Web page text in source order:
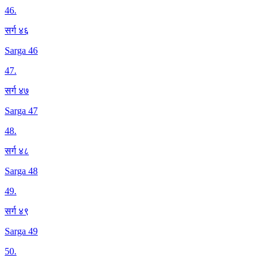
46.
सर्ग ४६
Sarga 46
47.
सर्ग ४७
Sarga 47
48.
सर्ग ४८
Sarga 48
49.
सर्ग ४९
Sarga 49
50.